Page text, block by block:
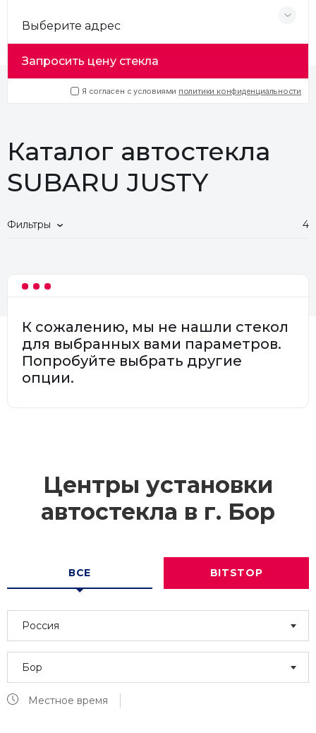
Выберите адрес
Запросить цену стекла
Я согласен с условиями политики конфиденциальности
Каталог автостекла
SUBARU JUSTY
Фильтры 4
К сожалению, мы не нашли стекол
для выбранных вами параметров.
Попробуйте выбрать другие
опции.
Центры установки
автостекла в г. Бор
ВСЕ BITSTOP
Россия
Бор
Местное время